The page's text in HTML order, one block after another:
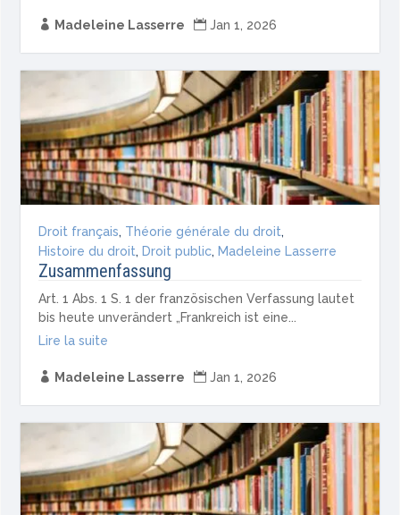
 Madeleine Lasserre  Jan 1, 2026
Droit français, Théorie générale du droit,
Histoire du droit, Droit public, Madeleine Lasserre
Zusammenfassung
Art. 1 Abs. 1 S. 1 der französischen Verfassung lautet
bis heute unverändert „Frankreich ist eine...
Lire la suite
 Madeleine Lasserre  Jan 1, 2026